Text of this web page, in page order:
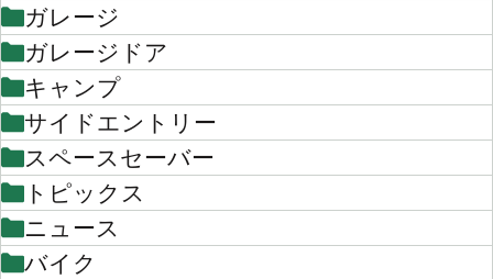
ガレージ
ガレージドア
キャンプ
サイドエントリー
スペースセーバー
トピックス
ニュース
バイク